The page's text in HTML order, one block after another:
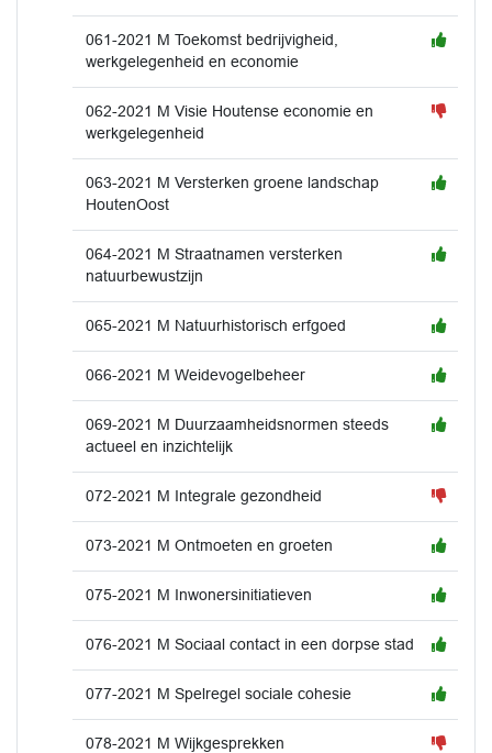
061-2021 M Toekomst bedrijvigheid,
werkgelegenheid en economie
062-2021 M Visie Houtense economie en
werkgelegenheid
063-2021 M Versterken groene landschap
HoutenOost
064-2021 M Straatnamen versterken
natuurbewustzijn
065-2021 M Natuurhistorisch erfgoed
066-2021 M Weidevogelbeheer
069-2021 M Duurzaamheidsnormen steeds
actueel en inzichtelijk
072-2021 M Integrale gezondheid
073-2021 M Ontmoeten en groeten
075-2021 M Inwonersinitiatieven
076-2021 M Sociaal contact in een dorpse stad
077-2021 M Spelregel sociale cohesie
078-2021 M Wijkgesprekken